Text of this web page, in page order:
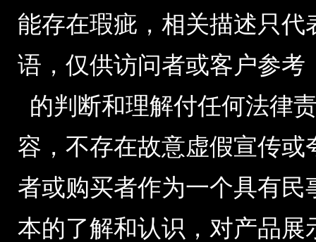
能存在瑕疵，相关描述只
语，仅供访问者或客户参
的判断和理解付任何法律
容，不存在故意虚假宣传
者或购买者作为一个具有
本的了解和认识，对产品